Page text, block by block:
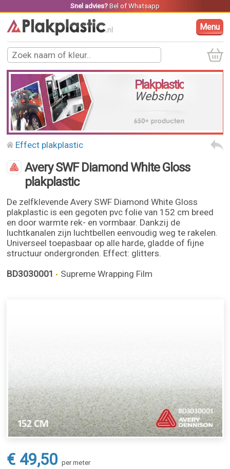
Snel advies? Belof Whatsapp
Menu
Plakplastic
Webshop
Effect plakplastic
Avery SWF Diamond White Gloss
plakplastic
De zelfklevende Avery SWF Diamond White Gloss
plakplastic is een gegoten pvc folie van 152 cm breed
en door warmte rek- en vormbaar. Dankzij de
luchtkanalen zijn luchtbellen eenvoudig weg te rakelen.
Universeel toepasbaar op alle harde, gladde of fijne
structuur ondergronden. Effect: glitters.
BD3030001
Supreme Wrapping Film
€ 49,50 per meter